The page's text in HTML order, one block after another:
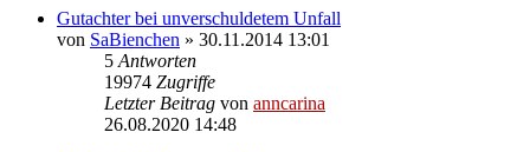
Gutachter bei unverschuldetem Unfall
von SaBienchen » 30.11.2014 13:01
5 Antworten
19974 Zugriffe
Letzter Beitrag von anncarina
26.08.2020 14:48